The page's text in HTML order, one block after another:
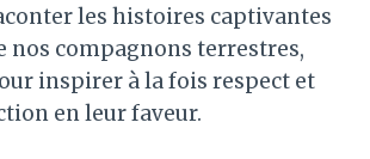
les histoires captivantes
nos compagnons terrestres,
inspirer à la fois respect et
en leur faveur.